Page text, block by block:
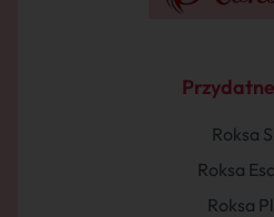
Roksa
Roksa
Roksa